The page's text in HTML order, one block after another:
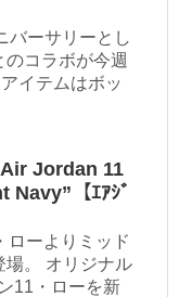
バーサリーとし
コラボが今週
イテムはボッ
Air Jordan 11
Navy”【ｴｱｼﾞ
ローよりミッド
場。 オリジナル
11・ローを新